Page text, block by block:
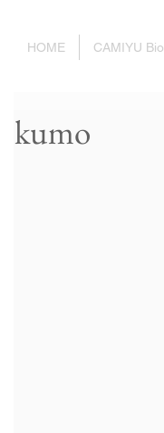
HOME CAMIYU Bio
kumo